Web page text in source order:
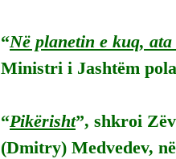
“Në planetin e kuq,
Ministri i Jashtëm
“Pikërisht”, shkroi
(Dmitry) Medvedev,